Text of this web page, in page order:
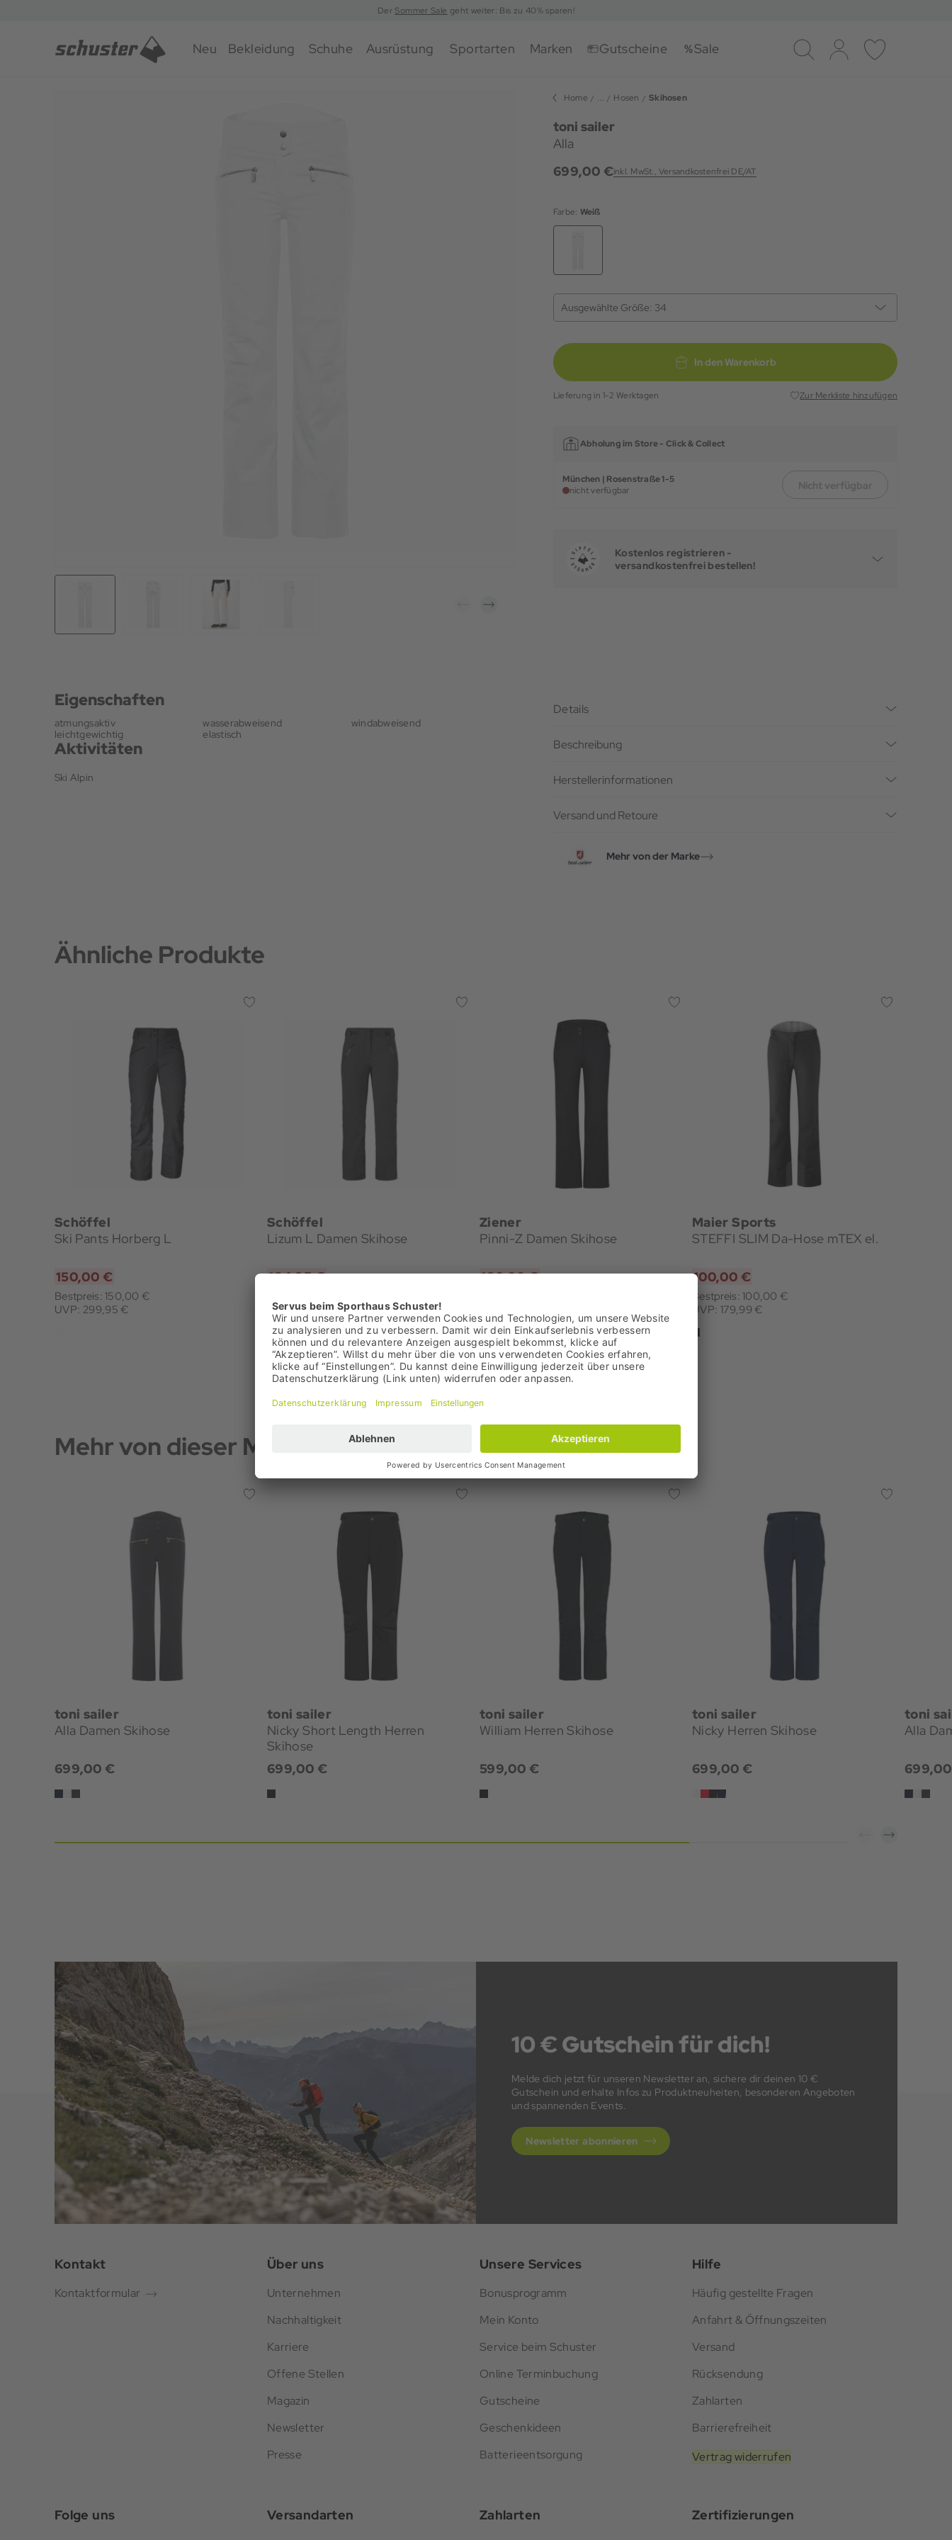
DerSommer Sale geht weiter: Bis zu 40% sparen!
Neu Bekleidung Schuhe Ausrüstung Sportarten Marken Gutscheine Sale
Suche Log-in Merkliste
Home ... Hosen Skihosen
toni sailer
Alla
699,00 €inkl. MwSt., Versandkostenfrei DE/AT
Farbe: Weiß
Ausgewählte Größe: 34
In den Warenkorb
Lieferung in 1-2 Werktagen Zur Merkliste hinzufügen
Abholung im Store - Click & Collect
München | Rosenstraße 1-5
nicht verfügbar
Kostenlos registrieren -
versandkostenfrei bestellen!
Eigenschaften
atmungsaktiv wasserabweisend
windabweisend
leichtgewichtig
elastisch
Aktivitäten
Ski Alpin
Details
Beschreibung
Herstellerinformationen
Versand und Retoure
Mehr von der Marke
Ähnliche Produkte
Schöffel
Ski Pants Horberg L
150,00 €
Bestpreis: 150,00 €
UVP: 299,95 €
Schöffel
Lizum L Damen Skihose
164,95 €
UVP: 329,95 €
Ziener
Pinni-Z Damen Skihose
160,00 €
Maier Sports
STEFFI SLIM Da-Hose mTEX el.
100,00 €
Bestpreis: 100,00 €
UVP: 179,99 €
Mehr von dieser Marke
toni sailer
Alla Damen Skihose
699,00 €
toni sailer
Nicky Short Length Herren
Skihose
699,00 €
toni sailer
William Herren Skihose
599,00 €
toni sailer
Nicky Herren Skihose
699,00 €
toni
Alla
10 € Gutschein für dich!
Melde dich jetzt für unseren Newsletter an, sichere dir deinen 10 €
Gutschein und erhalte Infos zu Produktneuheiten, besonderen Angeboten
und spannenden Events.
Newsletter abonnieren
Kontakt
Kontaktformular
Über uns
Unternehmen
Nachhaltigkeit
Karriere
Offene Stellen
Magazin
Newsletter
Presse
Unsere Services
Bonusprogramm
Mein Konto
Service beim Schuster
Online Terminbuchung
Gutscheine
Geschenkideen
Batterieentsorgung
Hilfe
Häufig gestellte Fragen
Anfahrt & Öffnungszeiten
Versand
Rücksendung
Zahlarten
Barrierefreiheit
Vertrag widerrufen
Folge uns Versandarten Zahlarten Zertifizierungen